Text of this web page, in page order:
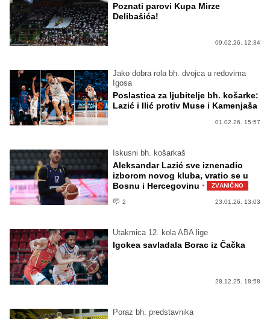
Poznati parovi Kupa Mirze
Delibašića!
09.02.26. 12:34
Jako dobra rola bh. dvojca u redovima
Igosa
Poslastica za ljubitelje bh. košarke:
Lazić i Ilić protiv Muse i Kamenjaša
01.02.26. 15:57
Iskusni bh. košarkaš
Aleksandar Lazić sve iznenadio
izborom novog kluba, vratio se u
Bosnu i Hercegovinu · ZVANIČNO
2 23.01.26. 13:03
Utakmica 12. kola ABA lige
Igokea savladala Borac iz Čačka
28.12.25. 18:58
Poraz bh. predstavnika